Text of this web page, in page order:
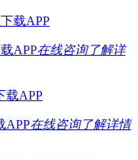
APP在线咨询了解详
APP在线咨询了解详情